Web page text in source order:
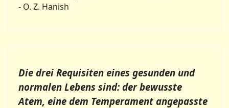
- O. Z. Hanish
Die drei Requisiten eines gesunden und
normalen Lebens sind: der bewusste
Atem, eine dem Temperament angepasste